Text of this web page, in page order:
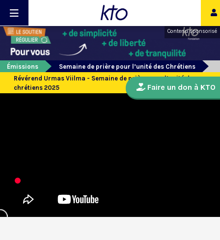
Contenu sponsorisé
Émissions
Semaine de prière pour l’unité des Chrétiens
Révérend Urmas Viilma - Semaine de prière pour l’unité des
chrétiens 2025
Faire un don à KTO